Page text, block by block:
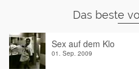
Das beste
Sex auf dem Klo
01. Sep. 2009